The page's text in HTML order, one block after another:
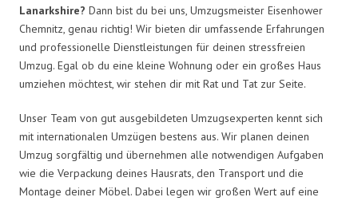
Lanarkshire? Dann bist du bei uns, Umzugsmeister Eisenhower
Chemnitz, genau richtig! Wir bieten dir umfassende Erfahrungen
und professionelle Dienstleistungen für deinen stressfreien
Umzug. Egal ob du eine kleine Wohnung oder ein großes Haus
umziehen möchtest, wir stehen dir mit Rat und Tat zur Seite.
Unser Team von gut ausgebildeten Umzugsexperten kennt sich
mit internationalen Umzügen bestens aus. Wir planen deinen
Umzug sorgfältig und übernehmen alle notwendigen Aufgaben
wie die Verpackung deines Hausrats, den Transport und die
Montage deiner Möbel. Dabei legen wir großen Wert auf eine